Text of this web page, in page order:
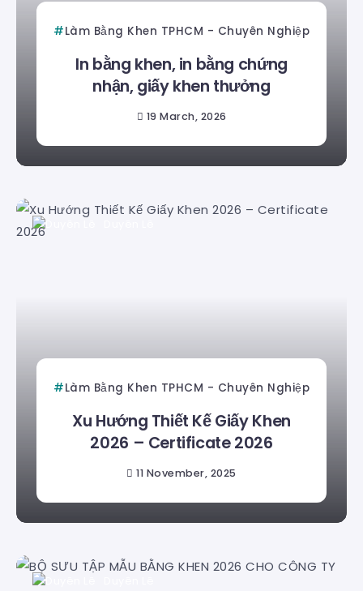
Làm Bằng Khen TPHCM - Chuyên Nghiệp
In bằng khen, in bằng chứng
nhận, giấy khen thưởng
19 March, 2026
Làm Bằng Khen TPHCM - Chuyên Nghiệp
Xu Hướng Thiết Kế Giấy Khen
2026 – Certificate 2026
11 November, 2025